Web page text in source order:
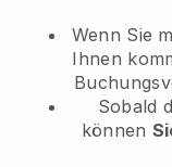
Wenn Sie
Ihnen
Sobald
können